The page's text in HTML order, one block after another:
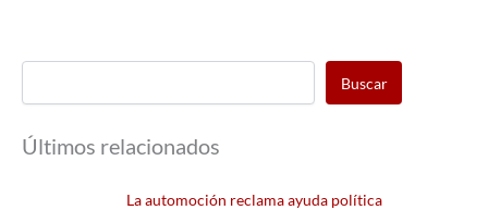
Buscar
Últimos relacionados
La automoción reclama ayuda política